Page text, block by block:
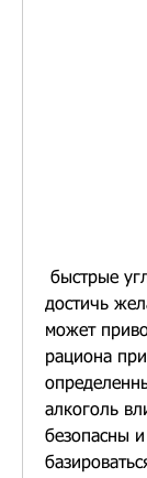
достичь
может
рациона
алкоголь
безопасны